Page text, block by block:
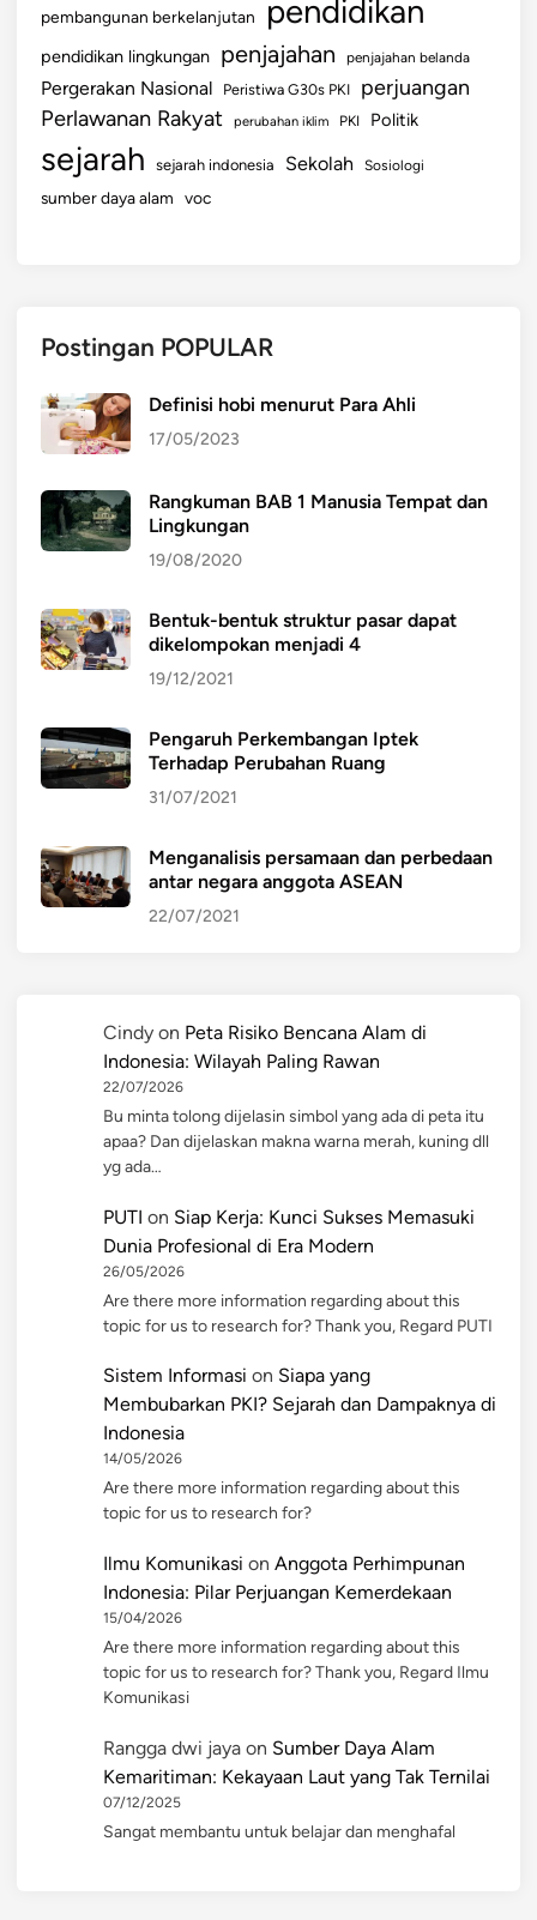
pembangunan berkelanjutan pendidikan
pendidikan lingkungan penjajahan penjajahan belanda
Pergerakan Nasional Peristiwa G30s PKI perjuangan
Perlawanan Rakyat perubahan iklim PKI Politik
sejarah sejarah indonesia Sekolah Sosiologi
sumber daya alam voc
Postingan POPULAR
Definisi hobi menurut Para Ahli
17/05/2023
Rangkuman BAB 1 Manusia Tempat dan
Lingkungan
19/08/2020
Bentuk-bentuk struktur pasar dapat
dikelompokan menjadi 4
19/12/2021
Pengaruh Perkembangan Iptek
Terhadap Perubahan Ruang
31/07/2021
Menganalisis persamaan dan perbedaan
antar negara anggota ASEAN
22/07/2021
Cindy on Peta Risiko Bencana Alam di
Indonesia: Wilayah Paling Rawan
22/07/2026
Bu minta tolong dijelasin simbol yang ada di peta itu
apaa? Dan dijelaskan makna warna merah, kuning dll
yg ada…
PUTI on Siap Kerja: Kunci Sukses Memasuki
Dunia Profesional di Era Modern
26/05/2026
Are there more information regarding about this
topic for us to research for? Thank you, Regard PUTI
Sistem Informasi on Siapa yang
Membubarkan PKI? Sejarah dan Dampaknya di
Indonesia
14/05/2026
Are there more information regarding about this
topic for us to research for?
Ilmu Komunikasi on Anggota Perhimpunan
Indonesia: Pilar Perjuangan Kemerdekaan
15/04/2026
Are there more information regarding about this
topic for us to research for? Thank you, Regard Ilmu
Komunikasi
Rangga dwi jaya on Sumber Daya Alam
Kemaritiman: Kekayaan Laut yang Tak Ternilai
07/12/2025
Sangat membantu untuk belajar dan menghafal